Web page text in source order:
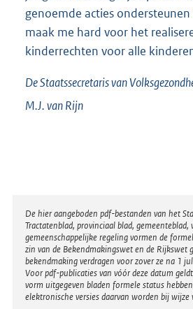
genoemde acties
maak me hard voor het
kinderrechten voor alle
De Staatssecretaris van
M.J. vanRijn
Disclaimer
De hier aangeboden pdf-bestanden van het
Tractatenblad, provinciaal blad, gemeenteblad,
gemeenschappelijke regeling vormen de
zin van de Bekendmakingswet en de Rijkswet
bekendmaking verdragen voor zover ze na 1
Voor pdf-publicaties van vóór deze datum
vorm uitgegeven bladen formele status
elektronische versies daarvan worden bij wijze